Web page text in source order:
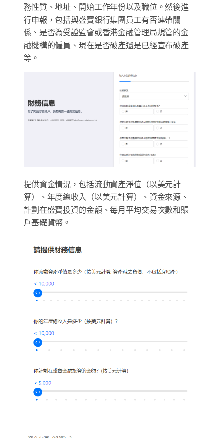
務性質、地址、開始工作年份以及職位。然後進
行申報，包括與盛寶銀行集團員工有否連帶關
係、是否為受證監會或香港金融管理局規管的金
融機構的僱員、現在是否破產還是已經宣布破產
等。
提供資金情況，包括流動資產淨值（以美元計
算）、年度總收入（以美元計算）、資金來源、
計劃在盛寶投資的金額、每月平均交易次數和賬
戶基礎貨幣。